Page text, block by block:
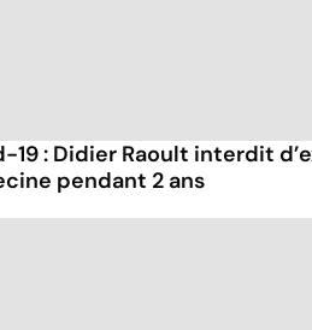
19 : Didier Raoult interdit
pendant 2 ans